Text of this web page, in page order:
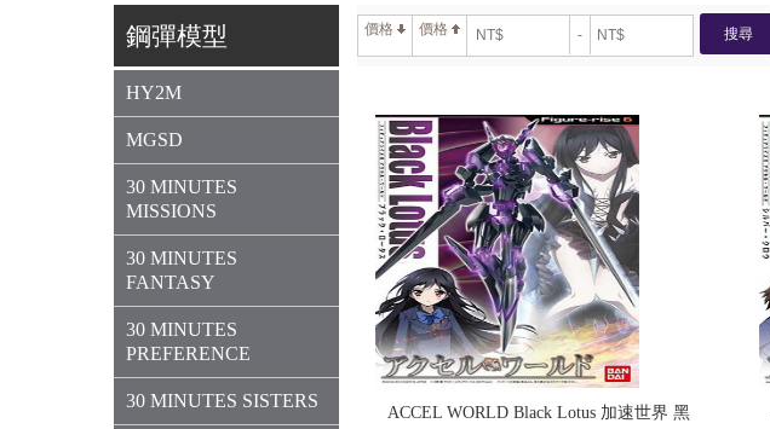
鋼彈模型
HY2M
MGSD
30 MINUTES
MISSIONS
30 MINUTES
FANTASY
30 MINUTES
PREFERENCE
30 MINUTES SISTERS
價格 價格 - 搜尋
ACCEL WORLD Black Lotus 加速世界 黑